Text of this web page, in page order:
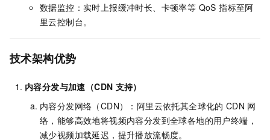
数据监控：实时上报缓冲时长、卡顿率等 QoS 指标至阿
里云控制台。
技术架构优势
内容分发与加速（CDN 支持）
内容分发网络（CDN）：阿里云依托其全球化的 CDN 网
络，能够高效地将视频内容分发到全球各地的用户终端，
减少视频加载延迟，提升播放流畅度。